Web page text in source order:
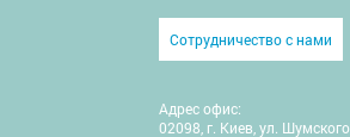
Сотрудничество с нами
Адрес офис:
02098, г. Киев, ул. Шумского